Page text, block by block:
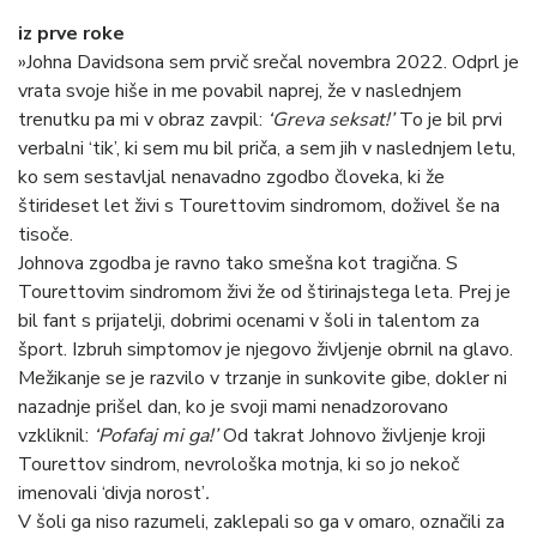
iz prve roke
»Johna Davidsona sem prvič srečal novembra 2022. Odprl je
vrata svoje hiše in me povabil naprej, že v naslednjem
trenutku pa mi v obraz zavpil: ‘Greva seksat!’To je bil prvi
verbalni ‘tik’, ki sem mu bil priča, a sem jih v naslednjem letu,
ko sem sestavljal nenavadno zgodbo človeka, ki že
štirideset let živi s Tourettovim sindromom, doživel še na
tisoče.
Johnova zgodba je ravno tako smešna kot tragična. S
Tourettovim sindromom živi že od štirinajstega leta. Prej je
bil fant s prijatelji, dobrimi ocenami v šoli in talentom za
šport. Izbruh simptomov je njegovo življenje obrnil na glavo.
Mežikanje se je razvilo v trzanje in sunkovite gibe, dokler ni
nazadnje prišel dan, ko je svoji mami nenadzorovano
vzkliknil: ‘Pofafaj mi ga!’Od takrat Johnovo življenje kroji
Tourettov sindrom, nevrološka motnja, ki so jo nekoč
imenovali ‘divja norost’.
V šoli ga niso razumeli, zaklepali so ga v omaro, označili za